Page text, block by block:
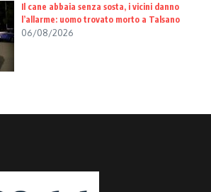
Il cane abbaia senza sosta, i vicini danno
l’allarme: uomo trovato morto a Talsano
06/08/2026